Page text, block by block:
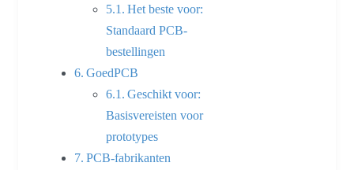
Het beste voor:
Standaard PCB-
bestellingen
GoedPCB
Geschikt voor:
Basisvereisten voor
prototypes
PCB-fabrikanten